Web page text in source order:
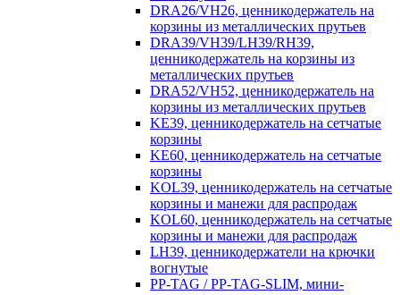
DRA26/VH26, ценникодержатель на
корзины из металлических прутьев
DRA39/VH39/LH39/RH39,
ценникодержатель на корзины из
металлических прутьев
DRA52/VH52, ценникодержатель на
корзины из металлических прутьев
KE39, ценникодержатель на сетчатые
корзины
KE60, ценникодержатель на сетчатые
корзины
KOL39, ценникодержатель на сетчатые
корзины и манежи для распродаж
KOL60, ценникодержатель на сетчатые
корзины и манежи для распродаж
LH39, ценникодержатели на крючки
вогнутые
PP-TAG / PP-TAG-SLIM, мини-